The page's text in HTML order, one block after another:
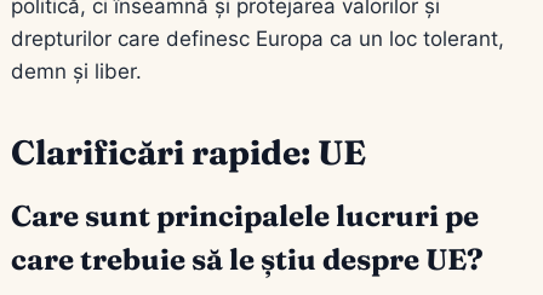
politică, ci înseamnă și protejarea valorilor și
drepturilor care definesc Europa ca un loc tolerant,
demn și liber.
Clarificări rapide: UE
Care sunt principalele lucruri pe
care trebuie să le știu despre UE?